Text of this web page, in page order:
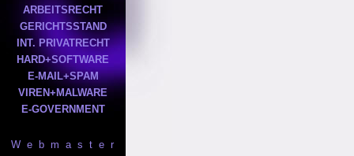
ARBEITSRECHT
GERICHTSSTAND
INT. PRIVATRECHT
HARD+SOFTWARE
E-MAIL+SPAM
VIREN+MALWARE
E-GOVERNMENT
W e b m a s t e r